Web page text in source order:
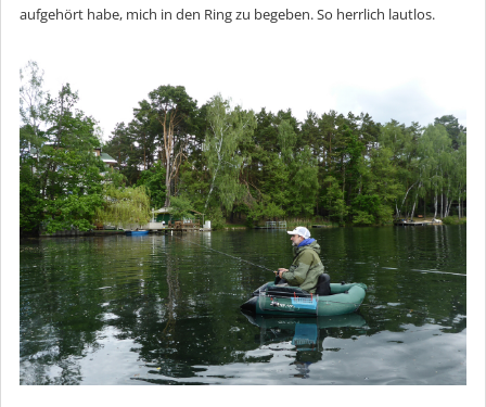
aufgehört habe, mich in den Ring zu begeben. So herrlich lautlos.